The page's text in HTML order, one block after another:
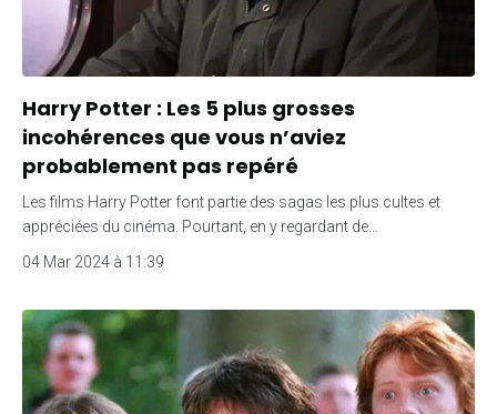
Harry Potter : Les 5 plus grosses
incohérences que vous n’aviez
probablement pas repéré
Les films Harry Potter font partie des sagas les plus cultes et
appréciées du cinéma. Pourtant, en y regardant de…
04 Mar 2024 à 11:39